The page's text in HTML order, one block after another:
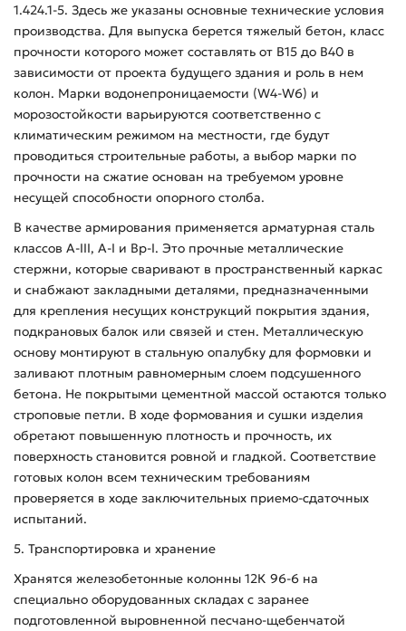
1.424.1-5. Здесь же указаны основные технические условия
производства. Для выпуска берется тяжелый бетон, класс
прочности которого может составлять от В15 до В40 в
зависимости от проекта будущего здания и роль в нем
колон. Марки водонепроницаемости (W4-W6) и
морозостойкости варьируются соответственно с
климатическим режимом на местности, где будут
проводиться строительные работы, а выбор марки по
прочности на сжатие основан на требуемом уровне
несущей способности опорного столба.
В качестве армирования применяется арматурная сталь
классов А-ІІІ, А-І и Вр-І. Это прочные металлические
стержни, которые сваривают в пространственный каркас
и снабжают закладными деталями, предназначенными
для крепления несущих конструкций покрытия здания,
подкрановых балок или связей и стен. Металлическую
основу монтируют в стальную опалубку для формовки и
заливают плотным равномерным слоем подсушенного
бетона. Не покрытыми цементной массой остаются только
строповые петли. В ходе формования и сушки изделия
обретают повышенную плотность и прочность, их
поверхность становится ровной и гладкой. Соответствие
готовых колон всем техническим требованиям
проверяется в ходе заключительных приемо-сдаточных
испытаний.
5. Транспортировка и хранение
Хранятся железобетонные колонны 12К 96-6 на
специально оборудованных складах с заранее
подготовленной выровненной песчано-щебенчатой